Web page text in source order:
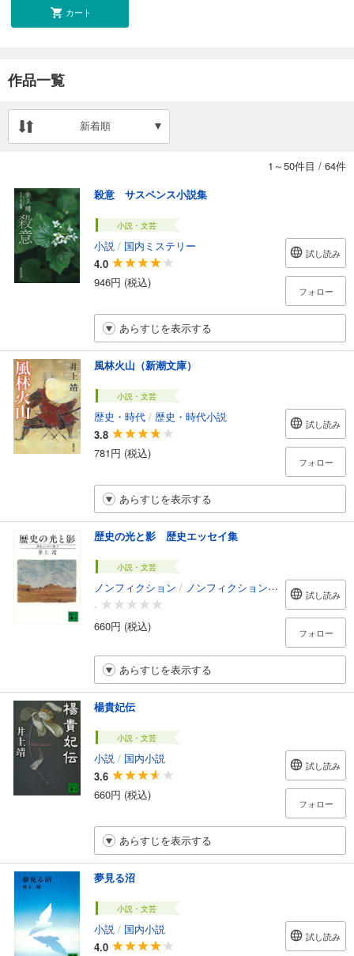
カート
作品一覧
新着順
1～50件目 / 64件
殺意 サスペンス小説集
小説・文芸
小説 / 国内ミステリー
4.0
946円 (税込)
試し読み
フォロー
あらすじを表示する
風林火山（新潮文庫）
小説・文芸
歴史・時代 / 歴史・時代小説
3.8
781円 (税込)
試し読み
フォロー
あらすじを表示する
歴史の光と影 歴史エッセイ集
小説・文芸
ノンフィクション / ノンフィクション・ドキュメンタリー
-
660円 (税込)
試し読み
フォロー
あらすじを表示する
楊貴妃伝
小説・文芸
小説 / 国内小説
3.6
660円 (税込)
試し読み
フォロー
あらすじを表示する
夢見る沼
小説・文芸
小説 / 国内小説
4.0
試し読み